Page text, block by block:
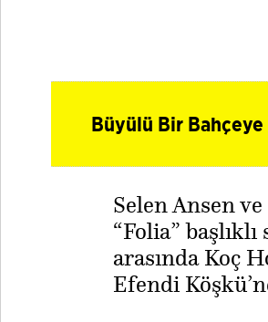
Büyülü Bir
Selen Ansen
“Folia”
arasında Koç
Efendi